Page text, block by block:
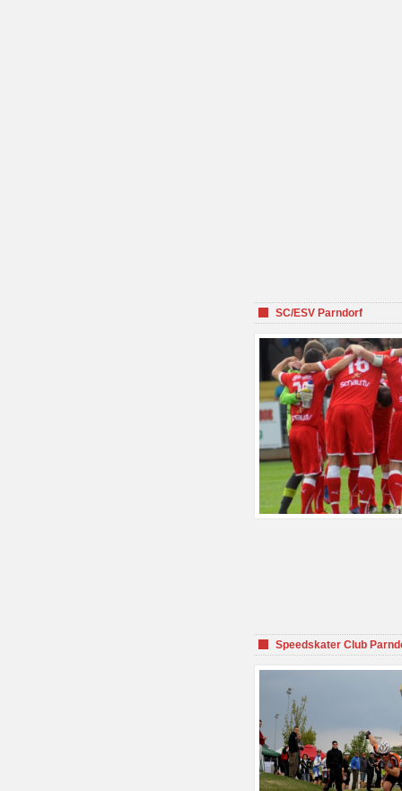
SC/ESV Parndorf
Speedskater Club